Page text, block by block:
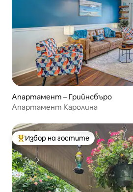
Апартамент – Грийнсбъро
Апартамент Каролина
Най-популярен избор на гостите
Избор на гостите